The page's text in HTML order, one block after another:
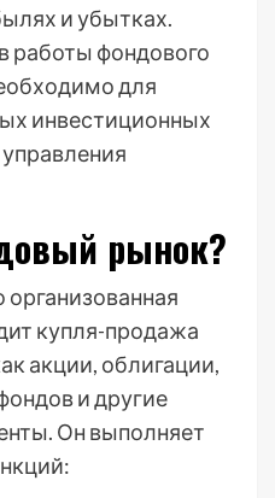
и убытках.
работы фондового
для
инвестиционных
рынок?
купля-продажа
акции, облигации,
и другие
Он выполняет